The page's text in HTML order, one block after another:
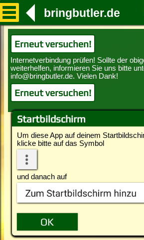
Startbildschirm
Um diese App auf deinem
klicke bitte auf das Symbol
und danach auf
bringbutler.de
Erneut versuchen!
Erneut versuchen!